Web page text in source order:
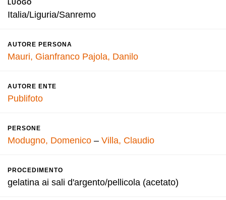
LUOGO
Italia/Liguria/Sanremo
AUTORE PERSONA
Mauri, Gianfranco Pajola, Danilo
AUTORE ENTE
Publifoto
PERSONE
Modugno, Domenico – Villa, Claudio
PROCEDIMENTO
gelatina ai sali d'argento/pellicola (acetato)